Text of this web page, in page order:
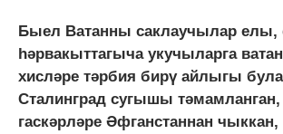
Быел Ватанны саклаучылар елы,
һәрвакыттагыча укучыларга
хисләре тәрбия бирү айлыгы
Сталинград сугышы тәмамланган,
гаскәрләре Әфганстаннан